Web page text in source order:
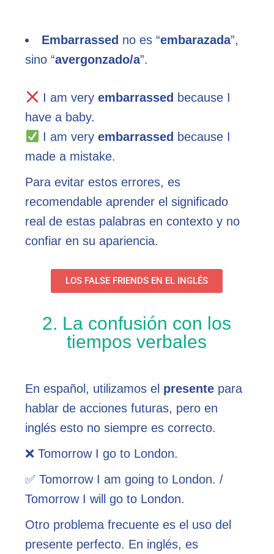
Embarrassed no es “embarazada”,
sino “avergonzado/a”.
I am veryembarrassed because I
have a baby.
I am veryembarrassed because I
made a mistake.
Para evitar estos errores, es
recomendable aprender el significado
real de estas palabras en contexto y no
confiar en su apariencia.
LOS FALSE FRIENDS EN EL INGLÉS
2. La confusión con los
tiempos verbales
En español, utilizamos el presente para
hablar de acciones futuras, pero en
inglés esto no siempre es correcto.
❌ Tomorrow I go to London.
✅ Tomorrow I am going to London. /
Tomorrow I will go to London.
Otro problema frecuente es el uso del
presente perfecto. En inglés, es